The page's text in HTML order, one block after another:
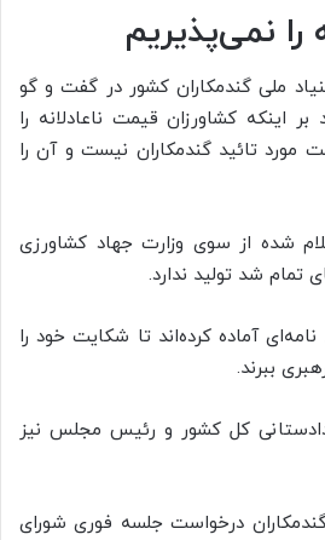
را نمی‌پذیریم
ملی گندمکاران کشور در گفت و گو
بر اینکه کشاورزان قیمت ناعادلانه را
مورد تائید گندمکاران نیست و آن را
شده از سوی وزارت جهاد کشاورزی
تمام شد تولید ندارد.
نامه‌ای آماده کرده‌اند تا شکایت خود را
ببرند.
کل کشور و رئیس مجلس نیز
درخواست جلسه فوری شورای